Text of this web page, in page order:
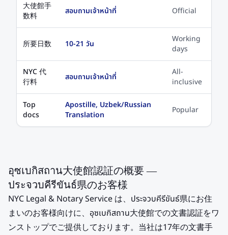
大使館手
数料
สอบถามเจ้าหน้าที่ Official
所要日数 10-21 วัน
Working
days
NYC 代
行料
สอบถามเจ้าหน้าที่
All-
inclusive
Top
docs
Apostille, Uzbek/Russian
Translation
Popular
อุซเบกิสถาน大使館認証の概要 —
ประจวบคีรีขันธ์県のお客様
NYC Legal & Notary Service は、ประจวบคีรีขันธ์県にお住
まいのお客様向けに、อุซเบกิสถาน大使館での文書認証をワ
ンストップでご提供しております。当社は17年の文書手